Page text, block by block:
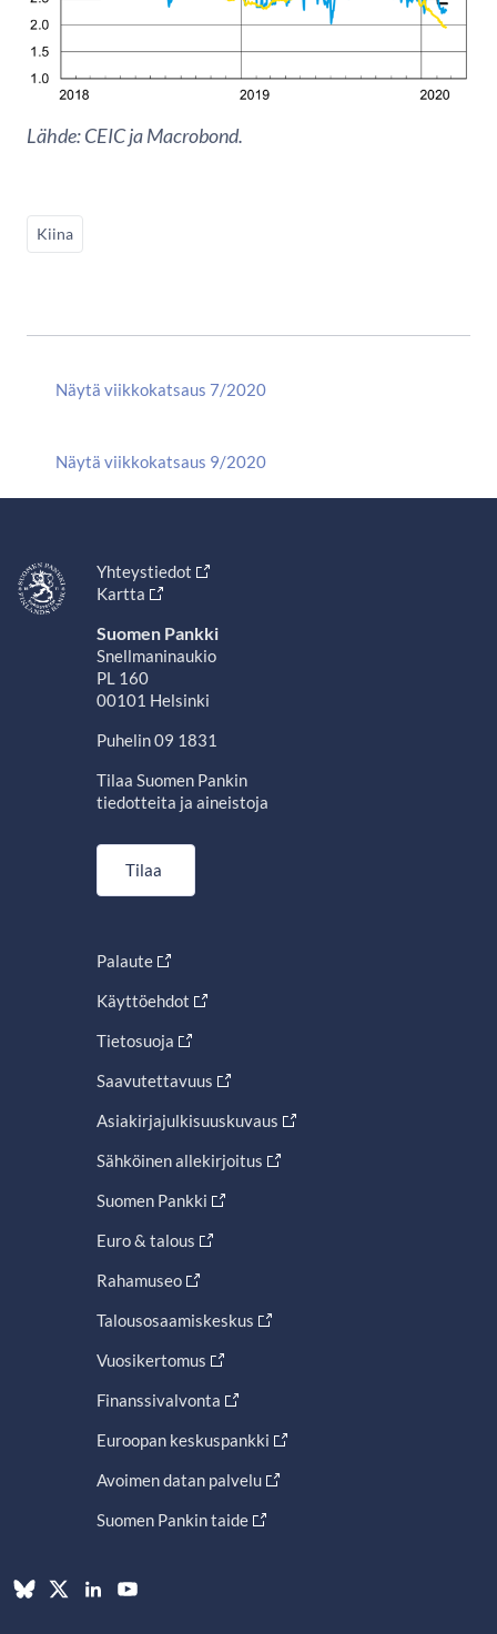
Lähde: CEIC ja Macrobond.
Kiina
Näytä viikkokatsaus 7/2020
Näytä viikkokatsaus 9/2020
Yhteystiedot
Kartta
Suomen Pankki
Snellmaninaukio
PL 160
00101 Helsinki
Puhelin 09 1831
Tilaa Suomen Pankin
tiedotteita ja aineistoja
Tilaa
Palaute
Käyttöehdot
Tietosuoja
Saavutettavuus
Asiakirjajulkisuuskuvaus
Sähköinen allekirjoitus
Suomen Pankki
Euro & talous
Rahamuseo
Talousosaamiskeskus
Vuosikertomus
Finanssivalvonta
Euroopan keskuspankki
Avoimen datan palvelu
Suomen Pankin taide